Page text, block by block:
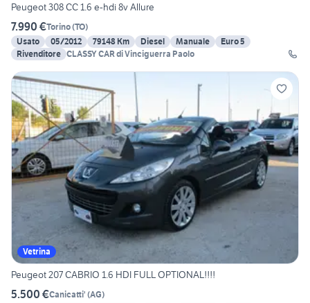
Peugeot 308 CC 1.6 e-hdi 8v Allure
7.990 €Torino(TO)
Usato
05/2012 79148 Km Diesel Manuale
Euro 5
Rivenditore CLASSY CAR di Vinciguerra Paolo
Vetrina
Peugeot 207 CABRIO 1.6 HDI FULL OPTIONAL!!!!
5.500 €Canicatti' (AG)